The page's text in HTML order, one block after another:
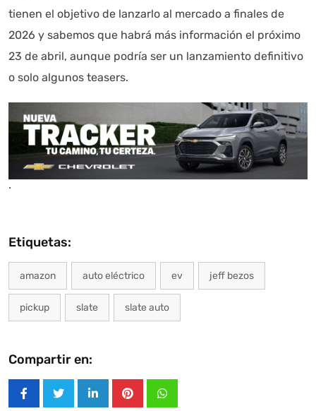
tienen el objetivo de lanzarlo al mercado a finales de
2026 y sabemos que habrá más información el próximo
23 de abril, aunque podría ser un lanzamiento definitivo
o solo algunos teasers.
.
Etiquetas:
amazon auto eléctrico ev jeff bezos
pickup slate slate auto
Compartir en:
LinkedInPinterestWhatsapp